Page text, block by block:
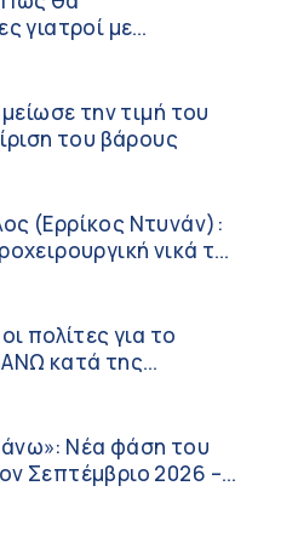
με ανεμιστήρα
Ιατρικής:
να έχουμε
την εξέλιξη του
ΝΤΥΝΑΝ»
αντιμετωπίσετε
(Metropolitan
πρέπει να
διαιτολόγο;
γιατροί με
συστήματος
την τιμή του
του βάρους
(Ερρίκος Ντυνάν):
νικά το
πολίτες για το
κατά της
Νέα φάση του
Σεπτέμβριο 2026 –
έως το 2030